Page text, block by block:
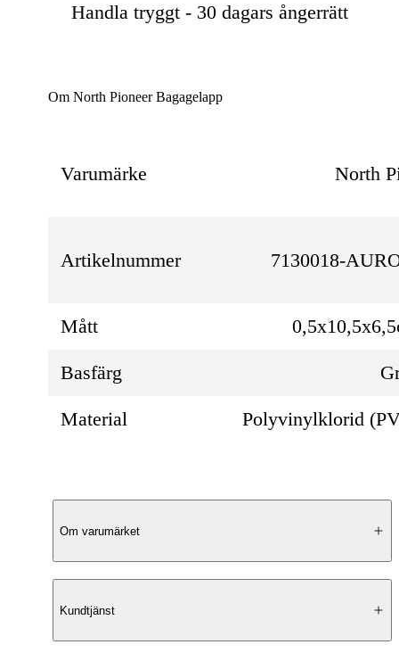
Handla tryggt - 30 dagars ångerrätt
Om North Pioneer Bagagelapp
Varumärke North
Artikelnummer 7130018-
Mått
Basfärg
Material Polyvinylklorid
Produktbeskrivning
Stilren Design
Om varumärket
Kundtjänst